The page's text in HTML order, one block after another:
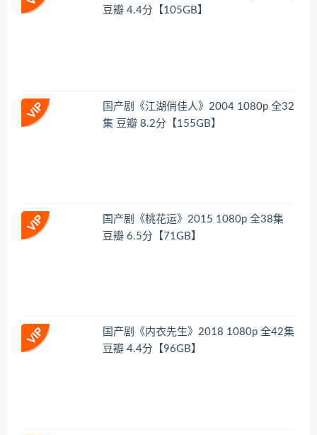
豆瓣 4.4分【105GB】
国产剧《江湖俏佳人》2004 1080p 全32
集 豆瓣 8.2分【155GB】
国产剧《桃花运》2015 1080p 全38集
豆瓣 6.5分【71GB】
国产剧《内衣先生》2018 1080p 全42集
豆瓣 4.4分【96GB】